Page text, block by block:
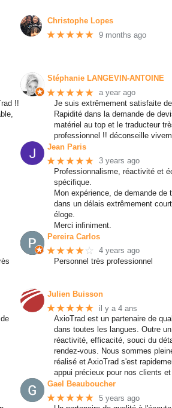
Christophe Lopes
★★★★★ 9 months ago
!!
Stéphanie LANGEVIN-ANTOINE
★★★★★ a year ago
Je suis extrêmement satisfaite
Rapidité dans la demande de
matériel au top et le traducteur
professionnel !! déconseille
Jean Paris
★★★★★ 3 years ago
Professionnalisme, réactivité et
spécifique.
Mon expérience, de demande de
dans un délais extrêmement
éloge.
Merci infiniment.
Pereira Carlos
★★★★☆
4 years ago
Personnel très professionnel
Julien Buisson
★★★★★
il y a 4 ans
AxioTrad est un partenaire de
dans toutes les langues. Outre
réactivité, efficacité, souci du
rendez-vous. Nous sommes
réalisé et AxioTrad s'est
appui précieux pour nos clients
Gael Beauboucher
★★★★★ 5 years ago